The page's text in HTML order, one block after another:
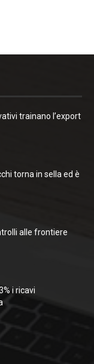
trainano l’export
torna in sella ed è
alle frontiere
i ricavi